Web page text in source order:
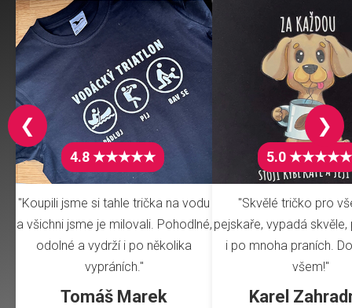
4.8 ★★★★★
"Koupili jsme si tahle trička na vodu
a všichni jsme je milovali. Pohodlné,
odolné a vydrží i po několika
vypráních."
Tomáš Marek
5.0 ★★★★★
"Skvělé tričko pro
pejskaře, vypadá
i po mnoha praních.
všem!"
Karel
❮ ❯